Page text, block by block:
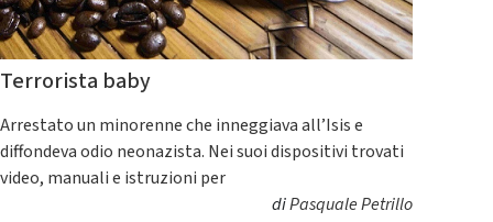
Terrorista baby
Arrestato un minorenne che inneggiava all’Isis e
diffondeva odio neonazista. Nei suoi dispositivi trovati
video, manuali e istruzioni per
diPasquale Petrillo